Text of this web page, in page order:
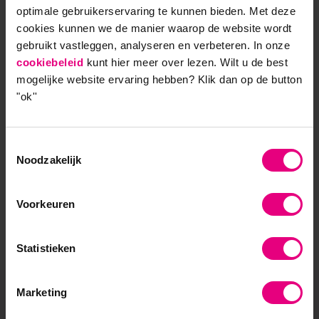
optimale gebruikerservaring te kunnen bieden. Met deze
cookies kunnen we de manier waarop de website wordt
gebruikt vastleggen, analyseren en verbeteren. In onze
cookiebeleid kunt hier meer over lezen. Wilt u de best
mogelijke website ervaring hebben? Klik dan op de button
"ok''
Noodzakelijk
Voorkeuren
Statistieken
Marketing
- Opleider sinds 1988
- Gelieerd aan de RUG
- Faculteit overstijgend
- Praktijkgericht en persoonlijk